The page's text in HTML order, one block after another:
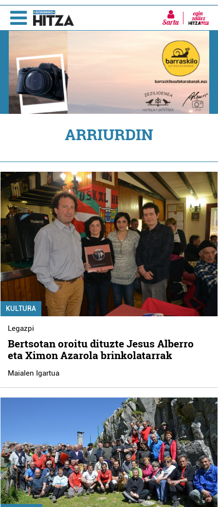
Sartu
ARRIURDIN
KULTURA
Legazpi
Bertsotan oroitu dituzte Jesus Alberro
eta Ximon Azarola brinkolatarrak
Maialen Igartua